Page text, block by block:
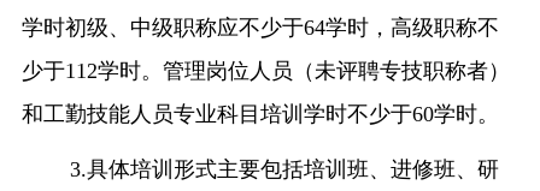
学时初级、中级职称应不少于64学时，高级职称不
少于112学时。管理岗位人员（未评聘专技职称者）
和工勤技能人员专业科目培训学时不少于60学时。
3.具体培训形式主要包括培训班、进修班、研